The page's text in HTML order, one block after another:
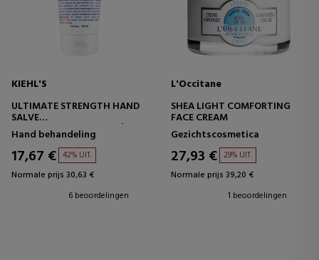
KIEHL'S
ULTIMATE STRENGTH HAND
SALVE
HERSTELLENDE HANDCRÈME
Hand behandeling
17,67 € 42% UIT.
Normale prijs 30,63 €
6 beoordelingen
L'Occitane
SHEA LIGHT COMFORTING
FACE CREAM
Gezichtscosmetica
27,93 € 29% UIT.
Normale prijs 39,20 €
1 beoordelingen